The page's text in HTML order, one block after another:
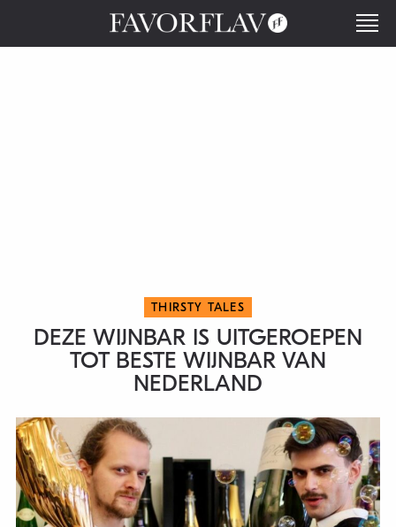
THIRSTY TALES
DEZE WIJNBAR IS UITGEROEPEN
TOT BESTE WIJNBAR VAN
NEDERLAND